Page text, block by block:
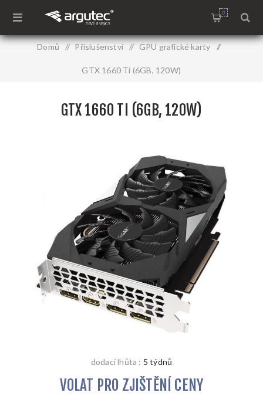
0
Domů / Příslušenství / GPU grafické karty /
GTX 1660 Ti (6GB, 120W)
GTX 1660 TI (6GB, 120W)
dodací lhůta : 5 týdnů
VOLAT PRO ZJIŠTĚNÍ CENY